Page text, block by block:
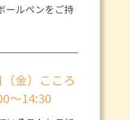
ールペンをご持
（金）こころ
～14:30